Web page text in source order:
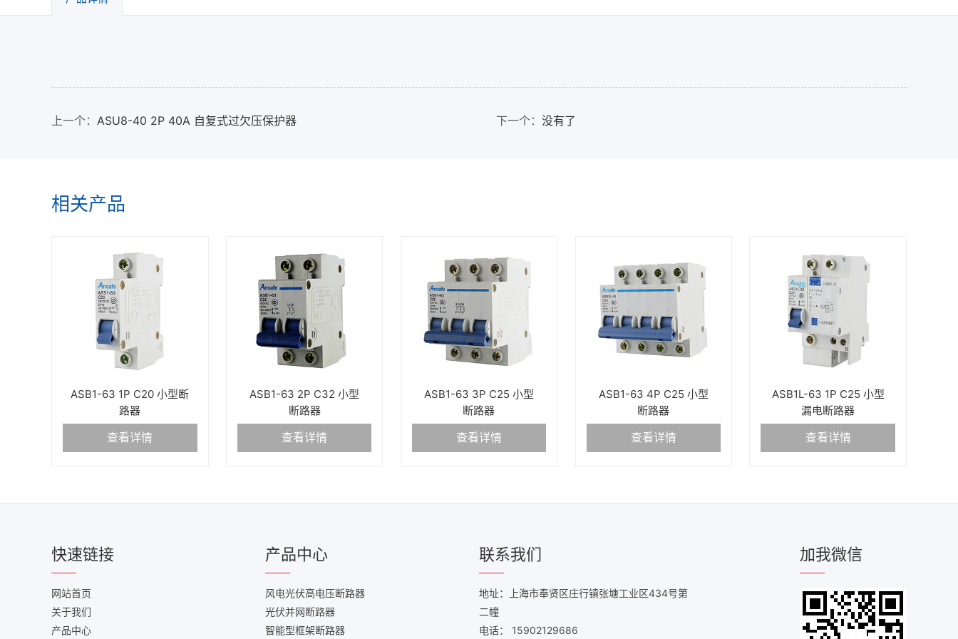
上一个： ASU8-40 2P 40A 自复式过欠压保护器 下一个： 没有了
相关产品
ASB1-63 1P C20 小型断
路器
查看详情
ASB1-63 2P C32 小型
断路器
查看详情
ASB1-63 3P C25 小型
断路器
查看详情
ASB1-63 4P C25 小型
断路器
查看详情
ASB1L-63 1P C25 小型
漏电断路器
查看详情
快速链接
网站首页
关于我们
产品中心
产品中心
风电光伏高电压断路器
光伏并网断路器
智能型框架断路器
联系我们
地址：上海市奉贤区庄行镇张塘工业区434号第
二幢
电话： 15902129686
加我微信